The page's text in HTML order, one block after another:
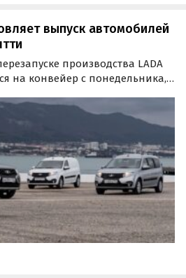
выпуск автомобилей
производства LADA
на конвейер с понедельника,
дня» со ссылкой
автопроизводителя.